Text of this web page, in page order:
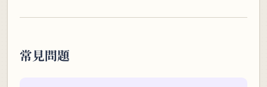
常見問題